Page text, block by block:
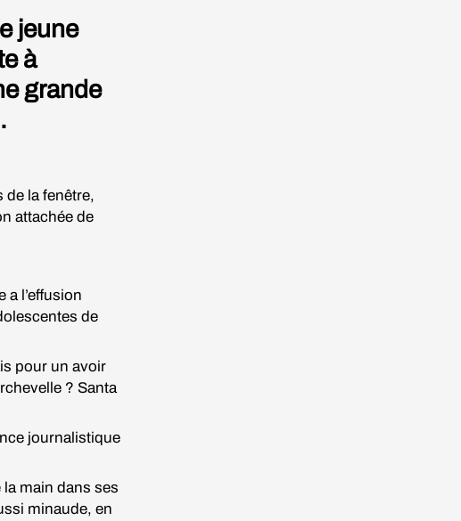
jeune
à
grande
de la fenêtre,
attachée de
a l’effusion
de
pour un avoir
? Santa
journalistique
main dans ses
minaude, en